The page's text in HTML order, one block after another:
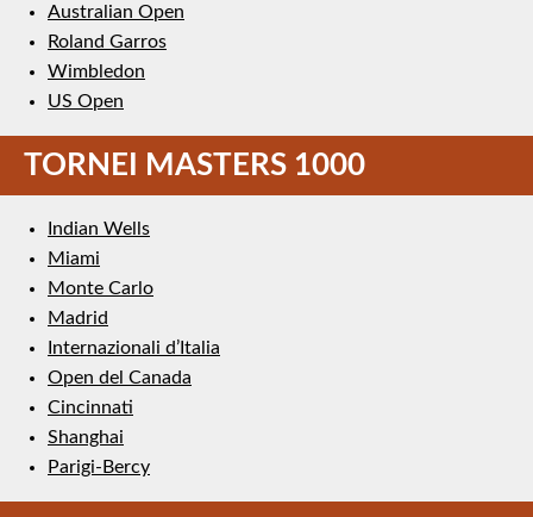
Australian Open
Roland Garros
Wimbledon
US Open
TORNEI MASTERS 1000
Indian Wells
Miami
Monte Carlo
Madrid
Internazionali d’Italia
Open del Canada
Cincinnati
Shanghai
Parigi-Bercy